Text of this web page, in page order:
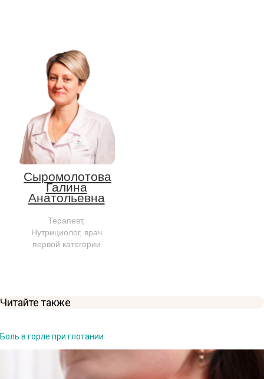
Сыромолотова
Галина
Анатольевна
Терапевт,
Нутрициолог, врач
первой категории
Читайте также
Боль в горле при глотании